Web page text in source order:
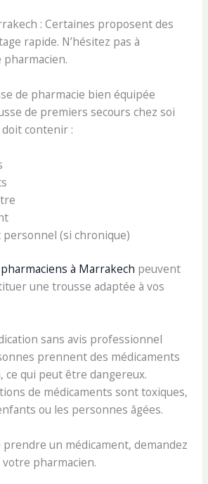
: Certaines proposent des
rapide. N’hésitez pas à
de pharmacie bien équipée
de premiers secours chez soi
contenir :
(si chronique)
pharmaciens à Marrakech peuvent
une trousse adaptée à vos
sans avis professionnel
prennent des médicaments
qui peut être dangereux.
de médicaments sont toxiques,
ou les personnes âgées.
prendre un médicament, demandez
pharmacien.